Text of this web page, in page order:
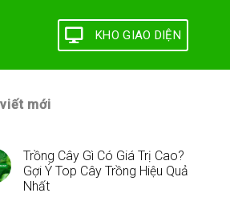
KHO GIAO DIỆN
mới
Trồng Cây Gì Có Giá Trị Cao?
Gợi Ý Top Cây Trồng Hiệu Quả
Nhất